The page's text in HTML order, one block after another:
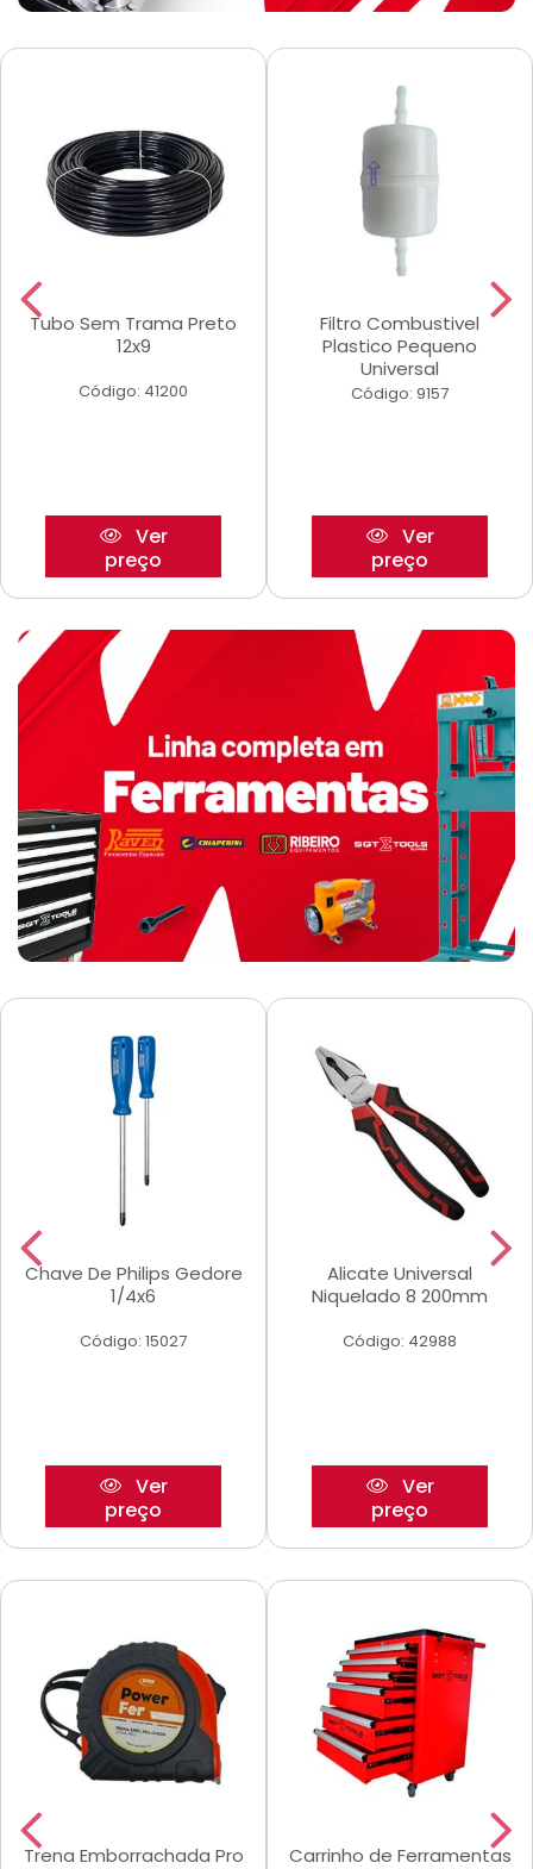
Tubo Sem Trama Preto
12x9
Código: 41200
Ver
preço
Filtro Combustivel
Plastico Pequeno
Universal
Código: 9157
Ver
preço
Chave De Philips Gedore
1/4x6
Código: 15027
Ver
preço
Alicate Universal
Niquelado 8 200mm
Código: 42988
Ver
preço
Trena Emborrachada Pro
Carrinho de Ferramentas